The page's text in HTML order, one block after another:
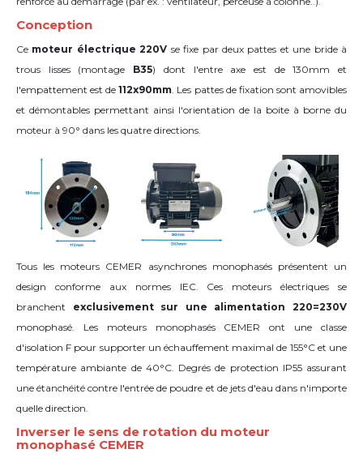
Conception
Ce moteur électrique 220V se fixe par deux pattes et une bride à
trous lisses (montage B35) dont l'entre axe est de 130mm et
l'empattement est de112x90mm. Les pattes de fixation sont amovibles
et démontables permettant ainsi l'orientation de la boite à borne du
moteur à 90° dans les quatre directions.
Tous les moteurs CEMER asynchrones monophasés présentent un
design conforme aux normes IEC. Ces moteurs électriques se
branchent exclusivement sur une alimentation 220=230V
monophasé. Les moteurs monophasés CEMER ont une classe
d'isolation F pour supporter un échauffement maximal de 155°C et une
température ambiante de 40°C. Degrés de protection IP55 assurant
une étanchéité contre l'entrée de poudre et de jets d'eau dans n'importe
quelle direction.
Inverser le sens de rotation du moteur
monophasé CEMER